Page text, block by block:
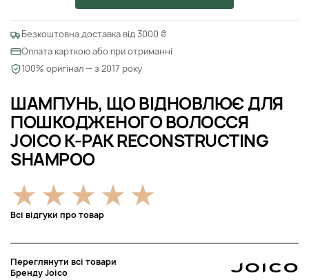
ШАМПУНЬ, ЩО ВІДНОВЛЮЄ ДЛЯ
ПОШКОДЖЕНОГО ВОЛОССЯ
JOICO K-PAK RECONSTRUCTING
SHAMPOO
Всі відгуки про товар
Переглянути всі товари
Бренду Joico
Безкоштовна доставка від 3000 ₴
Оплата карткою або при отриманні
100% оригінал — з 2017 року